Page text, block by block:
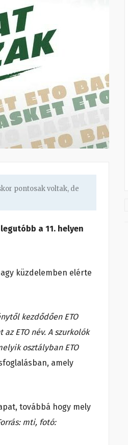
pontosak voltak, de
a 11. helyen
küzdelemben elérte
kezdődően ETO
ETO név. A szurkolók
osztályban ETO
amely
továbbá hogy mely
mti, fotó: